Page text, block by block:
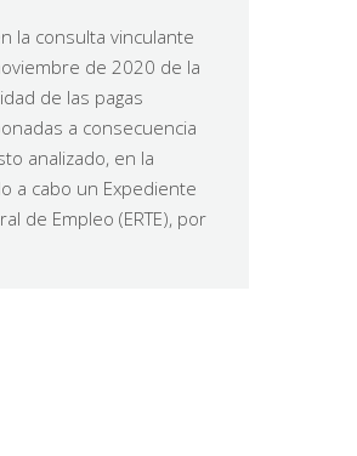
la consulta vinculante
de 2020 de la
de las pagas
a consecuencia
analizado, en la
a cabo un Expediente
de Empleo (ERTE), por